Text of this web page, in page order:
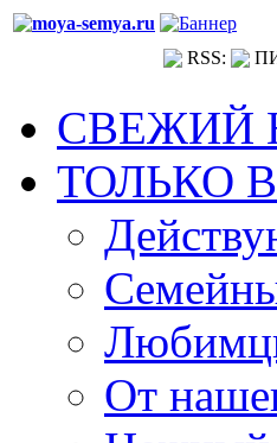
RSS:
СВЕЖИЙ
ТОЛЬКО
От